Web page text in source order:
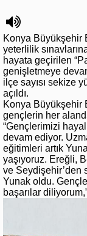
Konya Büyükşehir
yeterlilik
hayata geçirilen
genişletmeye
ilçe sayısı sekize
açıldı.
Konya Büyükşehir
gençlerin her
“Gençlerimizi
devam ediyor.
eğitimleri artık
yaşıyoruz. Ereğli,
ve Seydişehir’den
Yunak oldu.
başarılar